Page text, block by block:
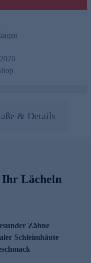
& Details
Lächeln
Zähne
Schleimhäute